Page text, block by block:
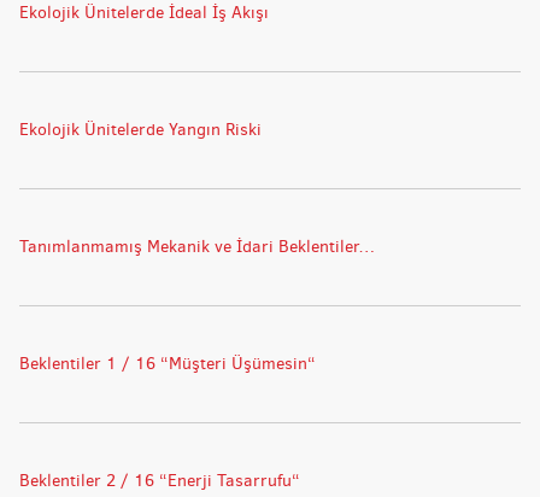
Ekolojik Ünitelerde İdeal İş Akışı
Ekolojik Ünitelerde Yangın Riski
Tanımlanmamış Mekanik ve İdari Beklentiler…
Beklentiler 1 / 16 “Müşteri Üşümesin“
Beklentiler 2 / 16 “Enerji Tasarrufu“